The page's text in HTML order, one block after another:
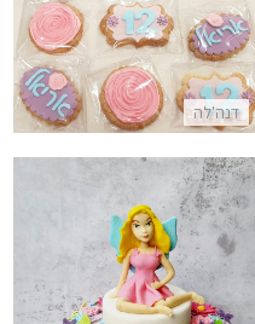
דנה'לה
עוגיות מעוצבות לבת מצווה
התקשר/י
עוגת יום הולדת פייה ופרחים